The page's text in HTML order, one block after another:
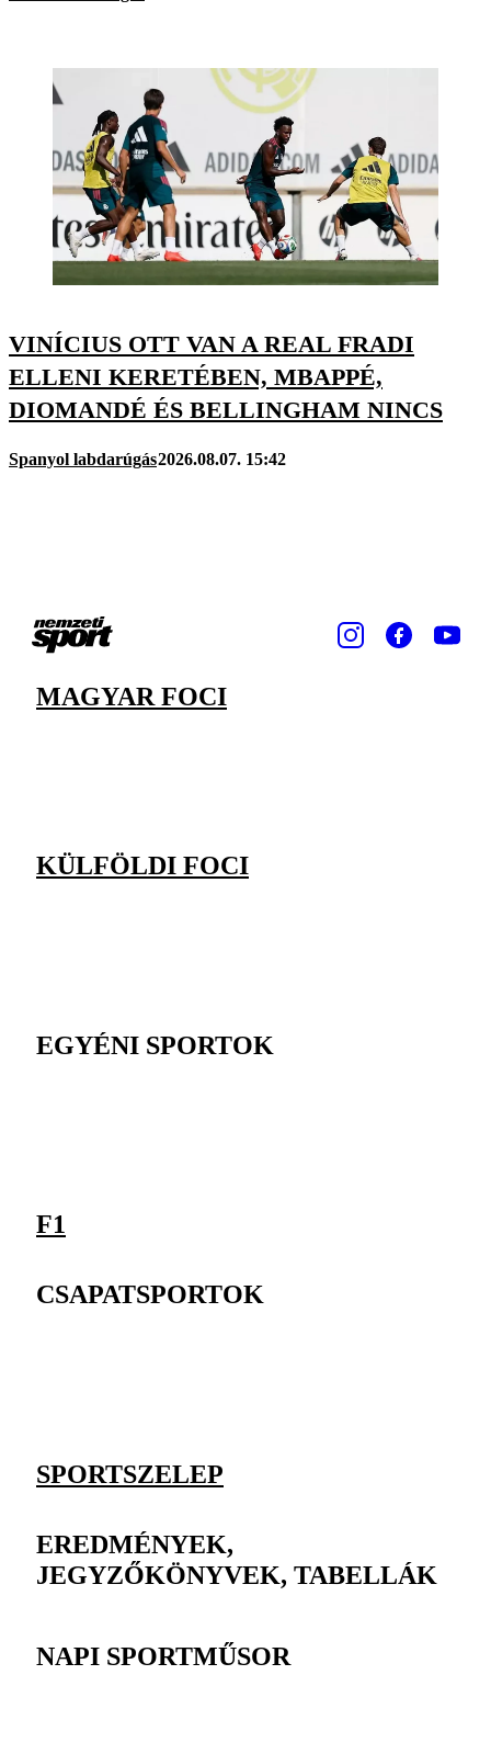
VINÍCIUS OTT VAN A REAL FRADI
ELLENI KERETÉBEN, MBAPPÉ,
DIOMANDÉ ÉS BELLINGHAM NINCS
Spanyol labdarúgás2026.08.07. 15:42
MAGYAR FOCI
KÜLFÖLDI FOCI
EGYÉNI SPORTOK
F1
CSAPATSPORTOK
SPORTSZELEP
EREDMÉNYEK,
JEGYZŐKÖNYVEK, TABELLÁK
NAPI SPORTMŰSOR